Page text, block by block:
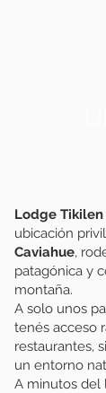
Lodge Tikilen
ubicación
Caviahue,
patagónica y
montaña.
A solo unos
tenés acceso
restaurantes,
un entorno
A minutos del